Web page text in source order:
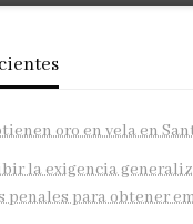
oro en vela en
la exigencia
penales para obtener